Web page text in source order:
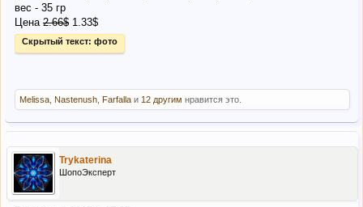
вес - 35 гр
Цена 2.66$ 1.33$
Скрытый текст: фото
Melissa Nastenush Farfalla и 12 другим нравится это.
Trykaterina
ШопоЭксперт